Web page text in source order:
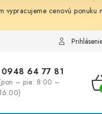
vypracujeme cenovú ponuku
64 77 81
– pia: 8:00 –